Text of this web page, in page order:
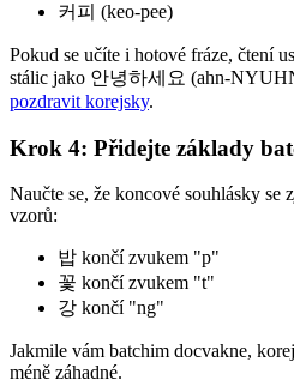
커피 (keo-pee)
Pokud se učíte i hotové fráze, čtení
stálic jako 안녕하세요 (ahn-
pozdravit korejsky.
Krok 4: Přidejte základy
Naučte se, že koncové souhlásky se
vzorů:
밥 končí zvukem "p"
꽃 končí zvukem "t"
강 končí "ng"
Jakmile vám batchim docvakne,
méně záhadné.